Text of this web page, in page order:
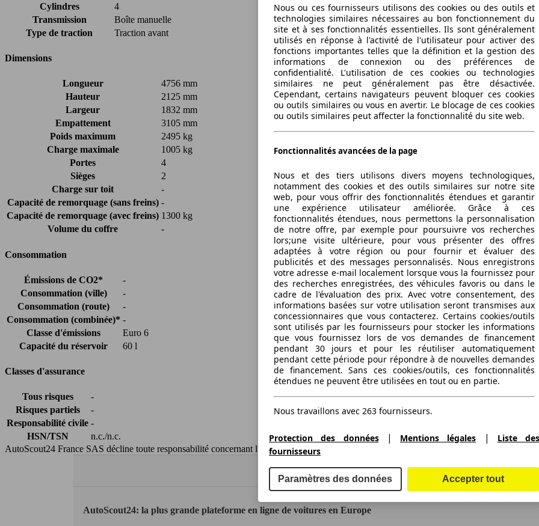
Cylindres
4
Transmission
Boîte manuelle
Type de traction
Traction avant
Dimensions
Longueur
4756 mm
Hauteur
2125 mm
Largeur
1832 mm
Empattement
3105 mm
Poids maximum
2495 kg
Charge maximale
1005 kg
Portes
4
Sièges
2
Charge sur toit
-
Capacité de remorquage (sans freins) -
Capacité de remorquage (avec freins) 1300 kg
Volume du coffre
-
Consommation
Émissions de CO2*
-
Consommation (ville)
-
Consommation (route)
-
Consommation (combinée)* -
Classe d'émissions
Euro 6
Capacité du réservoir
60 l
Classes d'assurance
Tous risques
-
Risques partiels
-
Responsabilité civile -
HSN/TSN
n.c./n.c.
AutoScout24 France SAS décline toute responsabilité concernant l''exactitude des indications fournies.
AutoScout24: la plus grande plateforme en ligne de voitures en Europe
Nous ou ces fournisseurs utilisons des cookies ou des outils et
technologies similaires nécessaires au bon fonctionnement du
site et à ses fonctionnalités essentielles. Ils sont généralement
utilisés en réponse à l'activité de l'utilisateur pour activer des
fonctions importantes telles que la définition et la gestion des
informations de connexion ou des préférences de
confidentialité. L'utilisation de ces cookies ou technologies
similaires ne peut généralement pas être désactivée.
Cependant, certains navigateurs peuvent bloquer ces cookies
ou outils similaires ou vous en avertir. Le blocage de ces cookies
ou outils similaires peut affecter la fonctionnalité du site web.
Fonctionnalités avancées de la page
Nous et des tiers utilisons divers moyens technologiques,
notamment des cookies et des outils similaires sur notre site
web, pour vous offrir des fonctionnalités étendues et garantir
une expérience utilisateur améliorée. Grâce à ces
fonctionnalités étendues, nous permettons la personnalisation
de notre offre, par exemple pour poursuivre vos recherches
lors;une visite ultérieure, pour vous présenter des offres
adaptées à votre région ou pour fournir et évaluer des
publicités et des messages personnalisés. Nous enregistrons
votre adresse e-mail localement lorsque vous la fournissez pour
des recherches enregistrées, des véhicules favoris ou dans le
cadre de l'évaluation des prix. Avec votre consentement, des
informations basées sur votre utilisation seront transmises aux
concessionnaires que vous contacterez. Certains cookies/outils
sont utilisés par les fournisseurs pour stocker les informations
que vous fournissez lors de vos demandes de financement
pendant 30 jours et pour les réutiliser automatiquement
pendant cette période pour répondre à de nouvelles demandes
de financement. Sans ces cookies/outils, ces fonctionnalités
étendues ne peuvent être utilisées en tout ou en partie.
Nous travaillons avec 263 fournisseurs.
Protection des données| Mentions légales |
Liste des
fournisseurs
Paramètres des données Accepter tout